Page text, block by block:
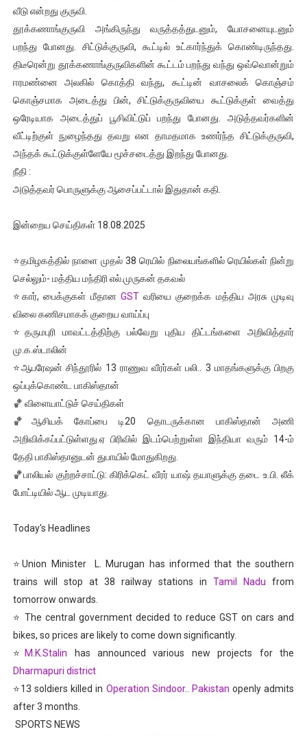
வீடு என்றது குருவி.
தூக்கணாங்குருவி அங்கிருந்து வருத்தத்துடனும், யோசனையுடனும்
பறந்து போனது. சிட்டுக்குருவி, கூட்டில் உட்கார்ந்துக் கொண்டிருந்தது.
திடீரென்று தூக்கணாங்குருவிகளின் கூட்டம் பறந்து வந்து ஒவ்வொன்றும்
ஈரமண்னை அலகில் கொத்தி வந்து, கூட்டின் வாசலைக் கொஞ்சம்
கொஞ்சமாக அடைத்து பின், சிட்டுக்குருவியை கூட்டுக்குள் வைத்து
ஒரேடியாக அடைத்துப் பூசிவிட்டுப் பறந்து போனது. அடுத்தவர்களின்
வீட்டிற்குள் நுழைந்தது தவறு என தாமதமாக உணர்ந்த சிட்டுக்குருவி,
அந்தக் கூட்டுக்குள்ளேயே மூச்சடைத்து இறந்து போனது.
நீதி :
அடுத்தவர் பொருளுக்கு ஆசைப்பட்டால் இதுதான் கதி.
இன்றைய செய்திகள் 18.08.2025
⭐தமிழகத்தில் நாளை முதல் 38 ரெயில் நிலையங்களில் ரெயில்கள் நின்று
செல்லும்- மத்திய மந்திரி எல்.முருகன் தகவல்
⭐கார், பைக்குகள் மீதான GSTவரியை குறைக்க மத்திய அரசு முடிவு
விலை கணிசமாகக் குறைய வாய்ப்பு
⭐தருமபுரி மாவட்டத்திற்கு பல்வேறு புதிய திட்டங்களை அறிவித்தார்
மு.க.ஸ்டாலின்
⭐ஆபரேஷன் சிந்தூரில் 13 ராணுவ வீரர்கள் பலி.. 3 மாதங்களுக்கு பிறகு
ஒப்புக்கொண்ட பாகிஸ்தான்
🏀 விளையாட்டுச் செய்திகள்
🏀ஆசியக் கோப்பை டி20 தொடருக்கான பாகிஸ்தான் அணி
அறிவிக்கப்பட்டுள்ளது.ஏ பிரிவில் இடம்பெற்றுள்ள இந்தியா வரும் 14-ம்
தேதி பாகிஸ்தானுடன் துபாயில் மோதுகிறது.
🏀பாலியல் குற்றச்சாட்டு: கிரிக்கெட் வீரர் யாஷ் தயாளுக்கு தடை உ.பி. லீக்
போட்டியில் ஆட முடியாது.
Today's Headlines
⭐Union Minister L. Murugan has informed that the southern
trains will stop at 38 railway stations inTamil Nadu from
tomorrow onwards.
⭐ The central government decided to reduce GST on cars and
bikes, so prices are likely to come down significantly.
⭐
M.K.Stalin has announced various new projects for the
Dharmapuri district
⭐13 soldiers killed in Operation Sindoor.. Pakistan openly admits
after 3 months.
SPORTS NEWS